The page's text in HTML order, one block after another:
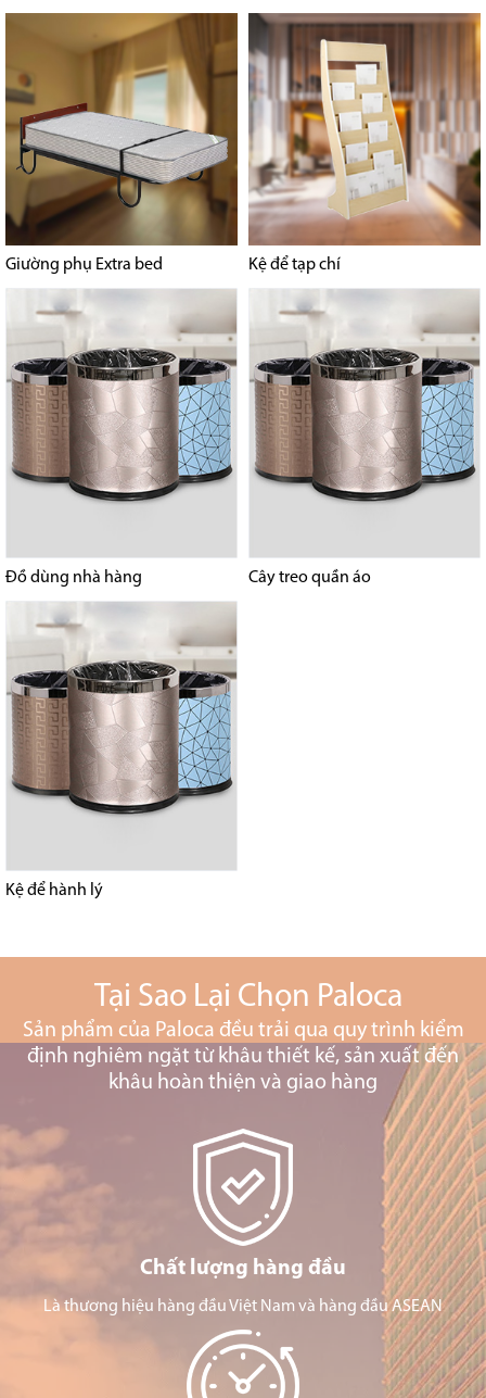
Giường phụ Extra bed Kệ để tạp chí
Đồ dùng nhà hàng Cây treo quần áo
Kệ để hành lý
Tại Sao Lại Chọn Paloca
Sản phẩm của Paloca đều trải qua quy trình kiểm
định nghiêm ngặt từ khâu thiết kế, sản xuất đến
khâu hoàn thiện và giao hàng
Chất lượng hàng đầu
Là thương hiệu hàng đầu Việt Nam và hàng đầu ASEAN